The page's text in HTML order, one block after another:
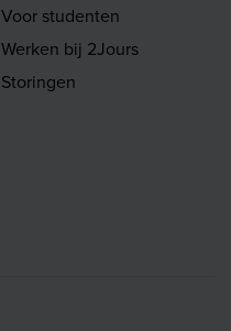
Voor studenten
Werken bij 2Jours
Storingen